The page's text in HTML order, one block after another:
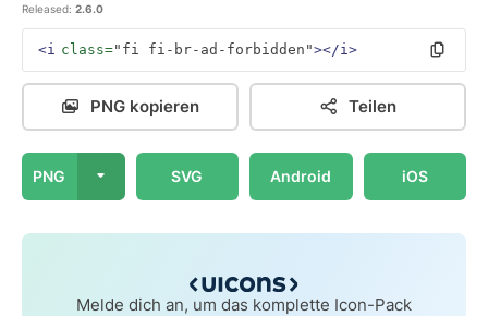
Released: 2.6.0
<i class="fi fi-br-ad-forbidden"></i>
PNG kopieren Teilen
PNG SVG Android iOS
Melde dich an, um das komplette Icon-Pack